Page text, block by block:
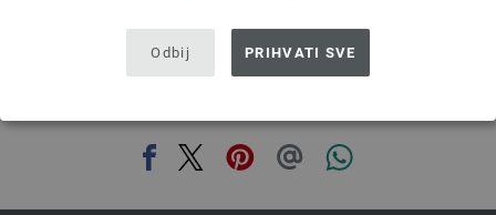
Odbij PRIHVATI SVE